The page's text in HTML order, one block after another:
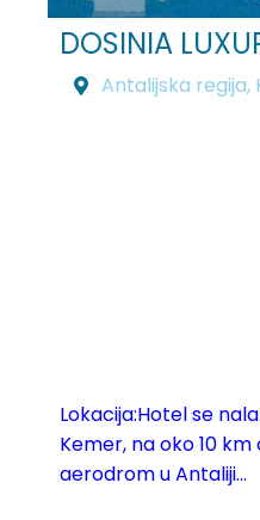
DOSINIA
Antalijska regija,
Lokacija:Hotel se
Kemer, na oko 10
aerodrom u Antaliji...